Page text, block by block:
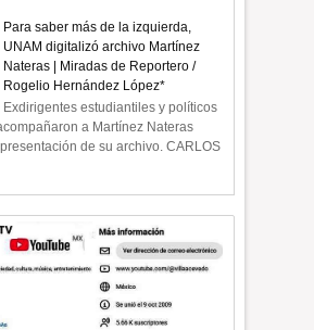
Para saber más de la izquierda,
UNAM digitalizó archivo Martínez
Nateras | Miradas de Reportero /
Rogelio Hernández López*
Exdirigentes estudiantiles y políticos
a Martínez Nateras
de su archivo. CARLOS